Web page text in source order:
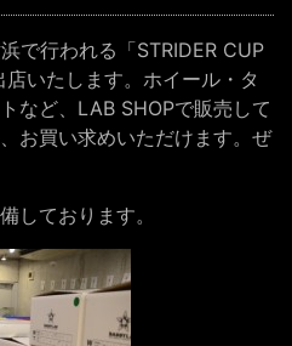
で行われる「STRIDER CUP
いたします。ホイール・タ
など、LAB SHOPで販売して
お買い求めいただけます。ぜ
しております。